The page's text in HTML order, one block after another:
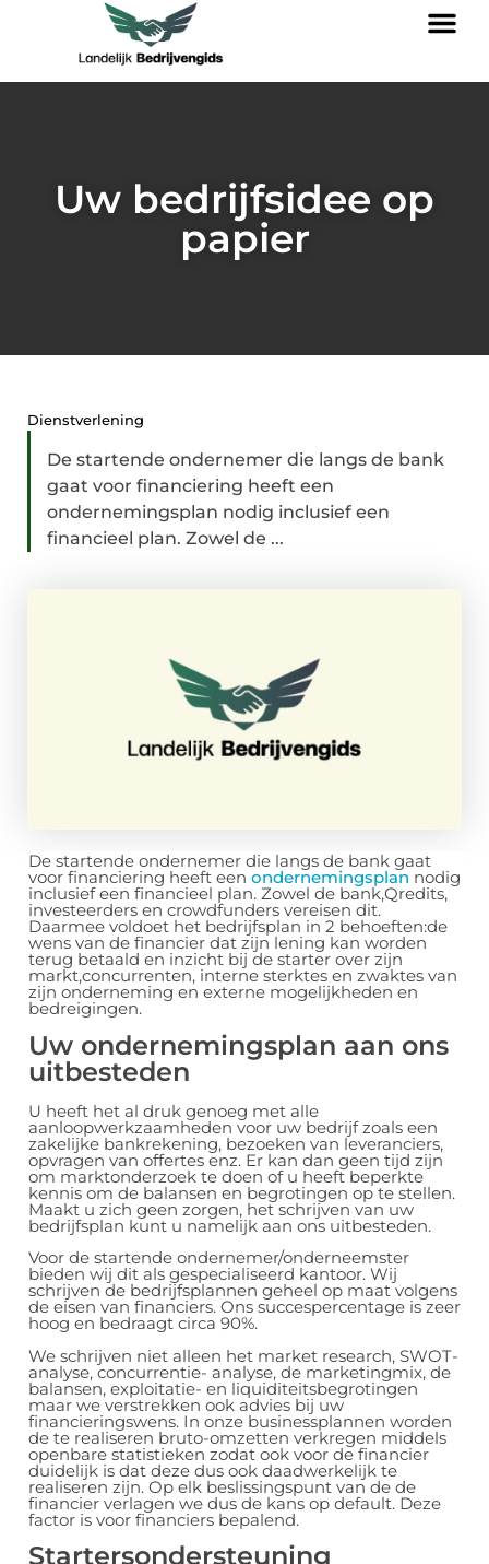
Uw bedrijfsidee op
papier
Dienstverlening
De startende ondernemer die langs de bank
gaat voor financiering heeft een
ondernemingsplan nodig inclusief een
financieel plan. Zowel de ...
De startende ondernemer die langs de bank gaat
voor financiering heeft een ondernemingsplan nodig
inclusief een financieel plan. Zowel de bank,Qredits,
investeerders en crowdfunders vereisen dit.
Daarmee voldoet het bedrijfsplan in 2 behoeften:de
wens van de financier dat zijn lening kan worden
terug betaald en inzicht bij de starter over zijn
markt,concurrenten, interne sterktes en zwaktes van
zijn onderneming en externe mogelijkheden en
bedreigingen.
Uw ondernemingsplan aan ons
uitbesteden
U heeft het al druk genoeg met alle
aanloopwerkzaamheden voor uw bedrijf zoals een
zakelijke bankrekening, bezoeken van leveranciers,
opvragen van offertes enz. Er kan dan geen tijd zijn
om marktonderzoek te doen of u heeft beperkte
kennis om de balansen en begrotingen op te stellen.
Maakt u zich geen zorgen, het schrijven van uw
bedrijfsplan kunt u namelijk aan ons uitbesteden.
Voor de startende ondernemer/onderneemster
bieden wij dit als gespecialiseerd kantoor. Wij
schrijven de bedrijfsplannen geheel op maat volgens
de eisen van financiers. Ons succespercentage is zeer
hoog en bedraagt circa 90%.
We schrijven niet alleen het market research, SWOT-
analyse, concurrentie- analyse, de marketingmix, de
balansen, exploitatie- en liquiditeitsbegrotingen
maar we verstrekken ook advies bij uw
financieringswens. In onze businessplannen worden
de te realiseren bruto-omzetten verkregen middels
openbare statistieken zodat ook voor de financier
duidelijk is dat deze dus ook daadwerkelijk te
realiseren zijn. Op elk beslissingspunt van de de
financier verlagen we dus de kans op default. Deze
factor is voor financiers bepalend.
Startersondersteuning